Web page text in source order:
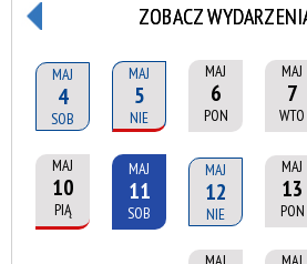
ZOBACZ
MAJ
4
SOB
MAJ
5
NIE
MAJ
6
PON
MAJ
7
WTO
MAJ
10
PIĄ
MAJ
11
SOB
MAJ
12
NIE
MAJ
13
PON